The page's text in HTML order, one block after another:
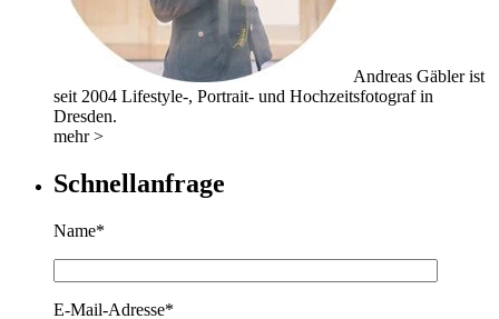
Andreas Gäbler ist
seit 2004 Lifestyle-, Portrait- und Hochzeitsfotograf in
Dresden.
mehr >
Schnellanfrage
Name*
E-Mail-Adresse*